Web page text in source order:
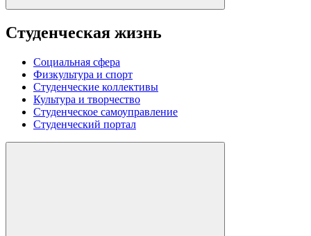
Студенческая жизнь
Социальная сфера
Физкультура и спорт
Студенческие коллективы
Культура и творчество
Студенческое самоуправление
Студенческий портал